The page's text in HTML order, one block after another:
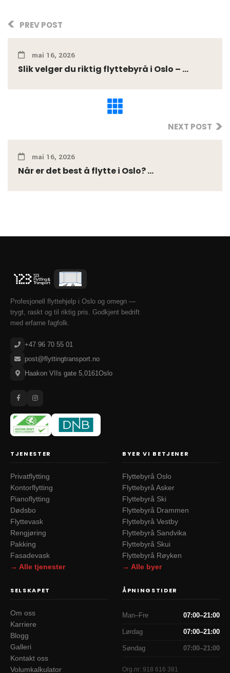
PREV POST
mai 16, 2026
Slik velger du riktig flyttebyrå i Oslo – ...
NEXT POST
mai 16, 2026
Når er det best å flytte i Oslo? ...
Profesjonell flyttehjelp i Oslo og omegn —
trygt, raskt og til riktig pris. Godkjent bedrift
med erfarne fagfolk.
+47 96 70 55 01
post@flyttingtransport.no
Haakon VIIs gate 5,0161Oslo
TJENESTER
Privatflytting
Kontorflytting
Pianoflytting
Dødsbo
Flyttevask
Rengjøring
Pakking
Fasadevask
→ Alle tjenester
BYER VI BETJENER
Flyttebyrå Oslo
Flyttebyrå Asker
Flyttebyrå Ski
Flyttebyrå Drammen
Flyttebyrå Vestby
Flyttebyrå Sandvika
Flyttebyrå Skui
Flyttebyrå Røyken
→ Alle byer
SELSKAPET
Om oss
Karriere
Blogg
Galleri
Kontakt oss
Volumkalkulator
ÅPNINGSTIDER
Man–Fre 07:00–21:00
Lørdag 07:00–21:00
Søndag 07:00–21:00
Org.nr: 918 616 381